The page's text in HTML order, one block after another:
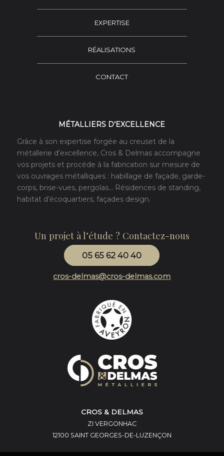
EXPERTISE
RÉALISATIONS
CONTACT
MÉTALLIERS D’EXCELLENCE
Grâce à son expertise forgée au creuset de la
métallerie d’excellence, Cros & Delmas accompagne
vos projets et procède à la fabrication sur mesure de
vos ouvrages métalliques : habillage de façade, garde-
corps, brise-vues, pergolas… Résidences de standing,
habitat d’écoquartiers, façades design.
Un projet à l’étude ? Contactez-nous
05 65 62 40 40
cros-delmas@cros-delmas.com
CROS & DELMAS
ZI VERGONHAC
12100 SAINT GEORGES-DE-LUZENÇON